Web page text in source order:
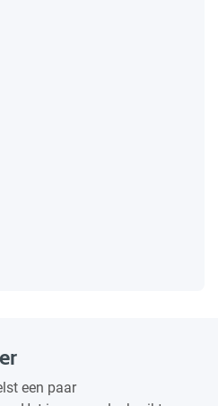
een paar